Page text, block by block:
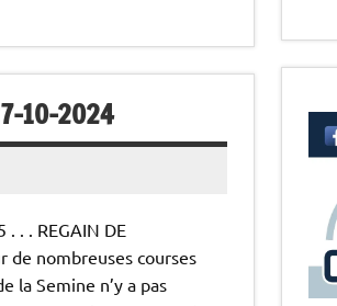
10-2024
. . . REGAIN DE
de nombreuses courses
la Semine n’y a pas